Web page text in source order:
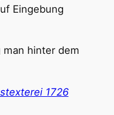
Eingebung
man hinter dem
1726